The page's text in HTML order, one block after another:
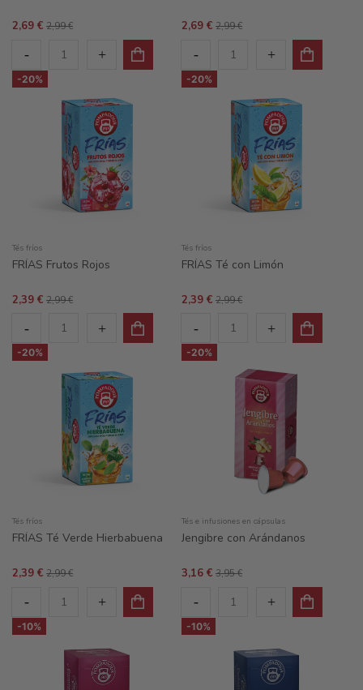
2,69 € 2,99 € 2,69 € 2,99 €
-20%
Tés fríos
FRÍAS Frutos Rojos
2,39 € 2,99 €
-20%
Tés fríos
FRÍAS Té con Limón
2,39 € 2,99 €
-20%
Tés fríos
FRÍAS Té Verde Hierbabuena
2,39 € 2,99 €
-20%
Tés e infusiones en cápsulas
Jengibre con Arándanos
3,16 € 3,95 €
-10% -10%